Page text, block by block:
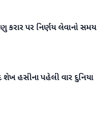
કરાર પર નિર્ણય લેવાનો સમય
શેખ હસીના પહેલી વાર દુનિયા